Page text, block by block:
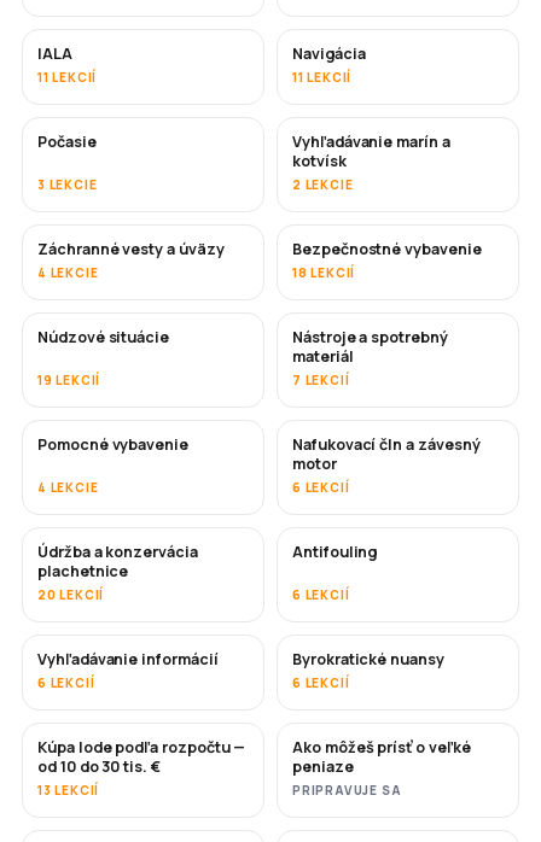
IALA
11 LEKCIÍ
Navigácia
11 LEKCIÍ
Počasie
3 LEKCIE
Vyhľadávanie marín a
kotvísk
2 LEKCIE
Záchranné vesty a úväzy
4 LEKCIE
Bezpečnostné vybavenie
18 LEKCIÍ
Núdzové situácie
19 LEKCIÍ
Nástroje a spotrebný
materiál
7 LEKCIÍ
Pomocné vybavenie
4 LEKCIE
Nafukovací čln a závesný
motor
6 LEKCIÍ
Údržba a konzervácia
plachetnice
20 LEKCIÍ
ČOSKORO
Antifouling
6 LEKCIÍ
Vyhľadávanie informácií
6 LEKCIÍ
Byrokratické nuansy
6 LEKCIÍ
ČOSKORO
Kúpa lode podľa rozpočtu —
od 10 do 30 tis. €
13 LEKCIÍ
ČOSKORO
Ako môžeš prísť o veľké
peniaze
PRIPRAVUJE SA